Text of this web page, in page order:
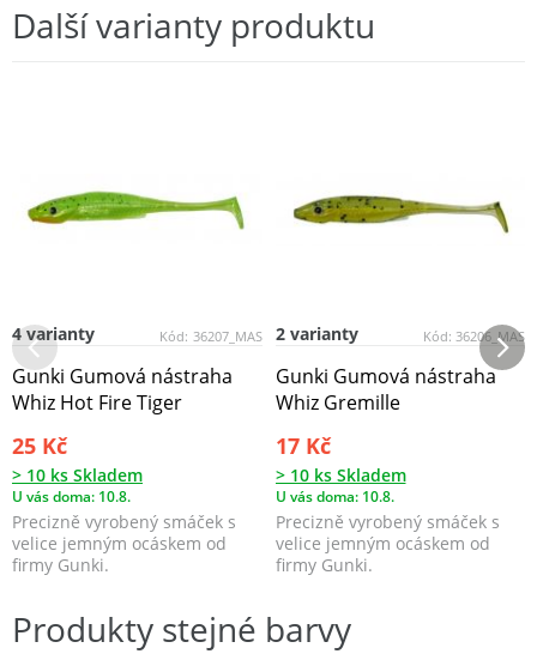
Další varianty produktu
Kód: 36207_MAS
4 varianty
Gunki Gumová nástraha
Whiz Hot Fire Tiger
25 Kč
> 10 ks Skladem
U vás doma: 10.8.
Precizně vyrobený smáček s
velice jemným ocáskem od
firmy Gunki.
Kód: 36206_MAS
2 varianty
Gunki Gumová nástraha
Whiz Gremille
17 Kč
> 10 ks Skladem
U vás doma: 10.8.
Precizně vyrobený smáček s
velice jemným ocáskem od
firmy Gunki.
Produkty stejné barvy